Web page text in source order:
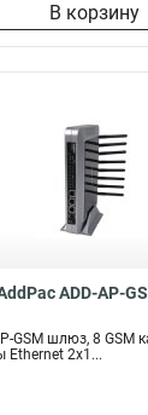
В корзину
ADD-AP-
GSM шлюз, 8 GSM
Ethernet 2x1...